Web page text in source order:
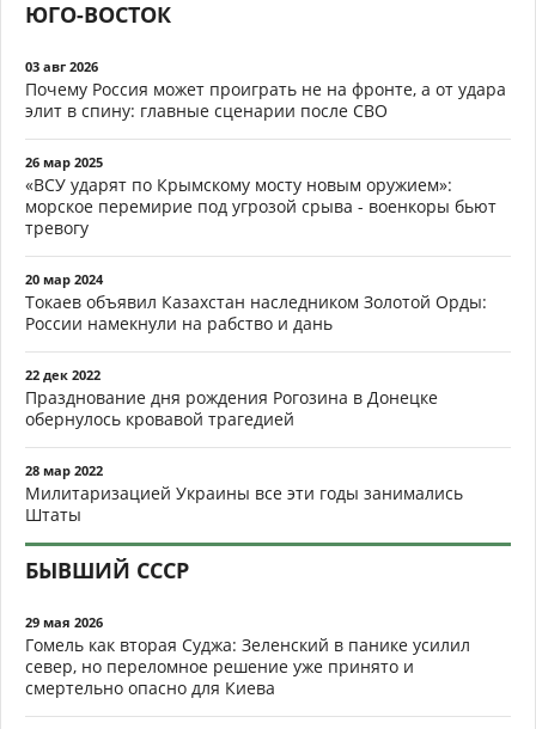
ЮГО-ВОСТОК
03 авг 2026
Почему Россия может проиграть не на фронте, а от удара
элит в спину: главные сценарии после СВО
26 мар 2025
«ВСУ ударят по Крымскому мосту новым оружием»:
морское перемирие под угрозой срыва - военкоры бьют
тревогу
20 мар 2024
Токаев объявил Казахстан наследником Золотой Орды:
России намекнули на рабство и дань
22 дек 2022
Празднование дня рождения Рогозина в Донецке
обернулось кровавой трагедией
28 мар 2022
Милитаризацией Украины все эти годы занимались
Штаты
БЫВШИЙ СССР
29 мая 2026
Гомель как вторая Суджа: Зеленский в панике усилил
север, но переломное решение уже принято и
смертельно опасно для Киева